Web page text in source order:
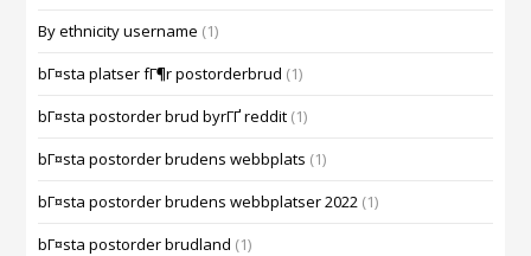
By ethnicity username (1)
bГ¤sta platser fГ¶r postorderbrud (1)
bГ¤sta postorder brud byrГҐ reddit (1)
bГ¤sta postorder brudens webbplats (1)
bГ¤sta postorder brudens webbplatser 2022 (1)
bГ¤sta postorder brudland (1)